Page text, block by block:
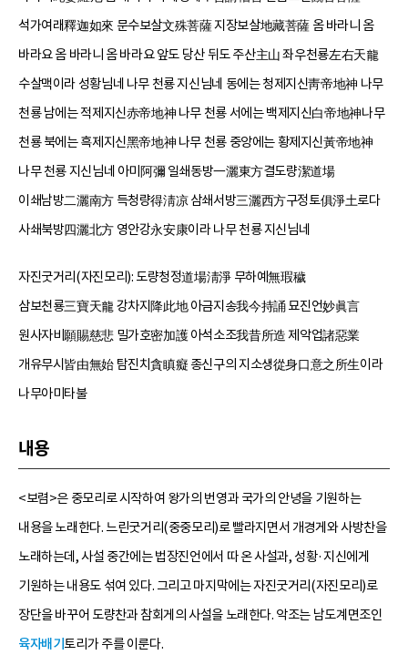
석가여래釋迦如來 문수보살文殊菩薩 지장보살地藏菩薩 옴 바라니 옴
바라요 옴 바라니 옴 바라요 앞도 당산 뒤도 주산主山 좌우천룡左右天龍
수살맥이라 성황님네 나무 천룡 지신님네 동에는 청제지신靑帝地神 나무
천룡 남에는 적제지신赤帝地神 나무 천룡 서에는 백제지신白帝地神나무
천룡 북에는 흑제지신黑帝地神 나무 천룡 중앙에는 황제지신黃帝地神
나무 천룡 지신님네 아미阿彌 일쇄동방一灑東方결도량潔道場
이쇄남방二灑南方 득청량得淸凉 삼쇄서방三灑西方구정토俱淨土로다
사쇄북방四灑北方 영안강永安康이라 나무 천룡 지신님네
자진굿거리(자진모리): 도량청정道場淸淨 무하예無瑕穢
삼보천룡三寶天龍 강차지降此地 아금지송我今持誦 묘진언妙眞言
원사자비願賜慈悲 밀가호密加護 아석소조我昔所造 제악업諸惡業
개유무시皆由無始 탐진치貪瞋癡 종신구의 지소생從身口意之所生이라
나무아미타불
내용
<보렴>은 중모리로 시작하여 왕가의 번영과 국가의 안녕을 기원하는
내용을 노래한다. 느린굿거리(중중모리)로 빨라지면서 개경게와 사방찬을
노래하는데, 사설 중간에는 법장진언에서 따 온 사설과, 성황·지신에게
기원하는 내용도 섞여 있다. 그리고 마지막에는 자진굿거리(자진모리)로
장단을 바꾸어 도량찬과 참회게의 사설을 노래한다. 악조는 남도계면조인
육자배기 토리가 주를 이룬다.